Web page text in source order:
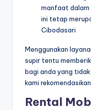
manfaat dalam
ini tetap
Cibodasari
Menggunakan
supir tentu
bagi anda yang
kami
Rental